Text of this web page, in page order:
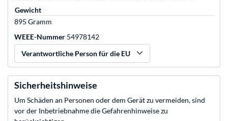
Gewicht
895 Gramm
WEEE-Nummer 54978142
Verantwortliche Person für die EU
Sicherheitshinweise
Um Schäden an Personen oder dem Gerät zu vermeiden, sind
vor der Inbetriebnahme die Gefahrenhinweise zu